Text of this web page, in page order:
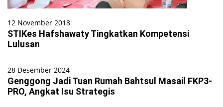
12 November 2018
STIKes Hafshawaty Tingkatkan Kompetensi
Lulusan
28 Desember 2024
Genggong Jadi Tuan Rumah Bahtsul Masail FKP3-
PRO, Angkat Isu Strategis